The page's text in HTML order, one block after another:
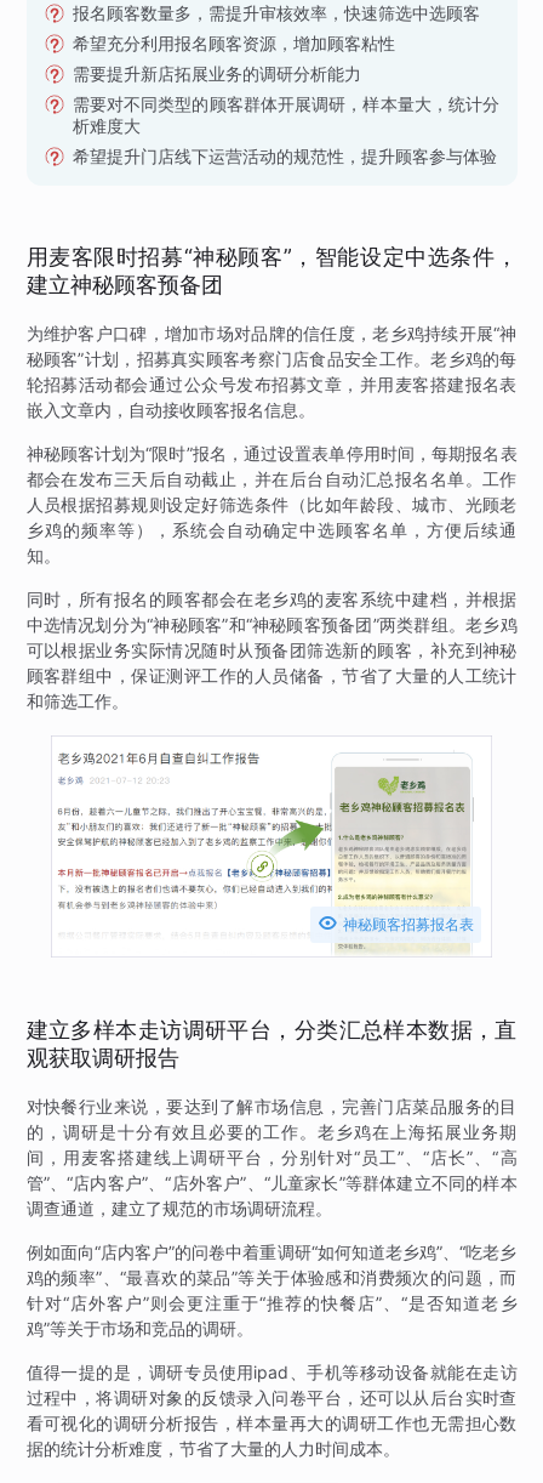
报名顾客数量多，需提升审核效率，快速筛选中选顾客
希望充分利用报名顾客资源，增加顾客粘性
需要提升新店拓展业务的调研分析能力
需要对不同类型的顾客群体开展调研，样本量大，统计分
析难度大
希望提升门店线下运营活动的规范性，提升顾客参与体验
用麦客限时招募“神秘顾客”，智能设定中选条件，
建立神秘顾客预备团
为维护客户口碑，增加市场对品牌的信任度，老乡鸡持续开展“神
秘顾客”计划，招募真实顾客考察门店食品安全工作。老乡鸡的每
轮招募活动都会通过公众号发布招募文章，并用麦客搭建报名表
嵌入文章内，自动接收顾客报名信息。
神秘顾客计划为“限时”报名，通过设置表单停用时间，每期报名表
都会在发布三天后自动截止，并在后台自动汇总报名名单。工作
人员根据招募规则设定好筛选条件（比如年龄段、城市、光顾老
乡鸡的频率等），系统会自动确定中选顾客名单，方便后续通
知。
同时，所有报名的顾客都会在老乡鸡的麦客系统中建档，并根据
中选情况划分为“神秘顾客”和“神秘顾客预备团”两类群组。老乡鸡
可以根据业务实际情况随时从预备团筛选新的顾客，补充到神秘
顾客群组中，保证测评工作的人员储备，节省了大量的人工统计
和筛选工作。
 神秘顾客招募报名表
建立多样本走访调研平台，分类汇总样本数据，直
观获取调研报告
对快餐行业来说，要达到了解市场信息，完善门店菜品服务的目
的，调研是十分有效且必要的工作。老乡鸡在上海拓展业务期
间，用麦客搭建线上调研平台，分别针对“员工”、“店长”、“高
管”、“店内客户”、“店外客户”、“儿童家长”等群体建立不同的样本
调查通道，建立了规范的市场调研流程。
例如面向“店内客户”的问卷中着重调研“如何知道老乡鸡”、“吃老乡
鸡的频率”、“最喜欢的菜品”等关于体验感和消费频次的问题，而
针对“店外客户”则会更注重于“推荐的快餐店”、“是否知道老乡
鸡”等关于市场和竞品的调研。
值得一提的是，调研专员使用ipad、手机等移动设备就能在走访
过程中，将调研对象的反馈录入问卷平台，还可以从后台实时查
看可视化的调研分析报告，样本量再大的调研工作也无需担心数
据的统计分析难度，节省了大量的人力时间成本。